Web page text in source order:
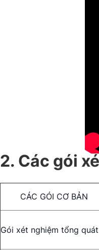
2. Các gói
CÁC GÓI CƠ BẢN
Gói xét nghiệm tổng quát